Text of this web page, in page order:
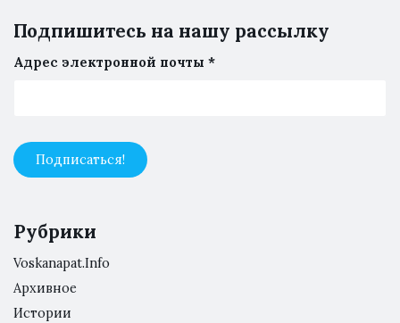
Подпишитесь на нашу рассылку
Адрес электронной почты *
Рубрики
Voskanapat.Info
Архивное
Истории